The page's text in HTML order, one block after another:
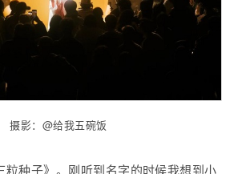
摄影：@给我五碗饭
粒种子》。刚听到名字的时候我想到小